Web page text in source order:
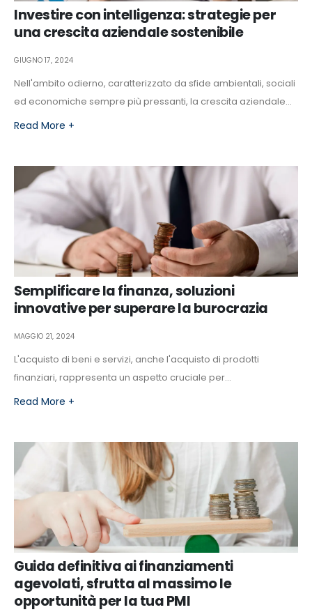
Investire con intelligenza: strategie per
una crescita aziendale sostenibile
GIUGNO 17, 2024
Nell'ambito odierno, caratterizzato da sfide ambientali, sociali
ed economiche sempre più pressanti, la crescita aziendale...
Read More +
Semplificare la finanza, soluzioni
innovative per superare la burocrazia
MAGGIO 21, 2024
L'acquisto di beni e servizi, anche l'acquisto di prodotti
finanziari, rappresenta un aspetto cruciale per...
Read More +
Guida definitiva ai finanziamenti
agevolati, sfrutta al massimo le
opportunità per la tua PMI